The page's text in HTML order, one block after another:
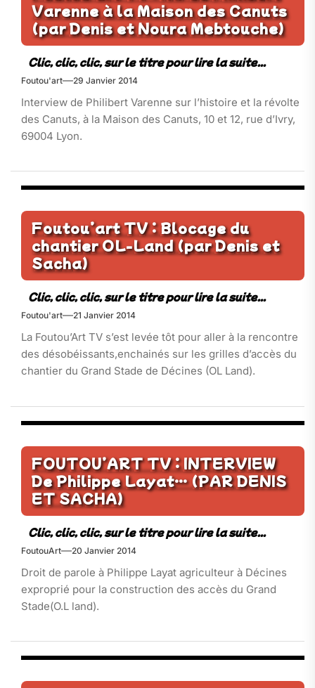
Varenne à la Maison des Canuts
(par Denis et Noura Mebtouche)
Foutou'art 29 Janvier 2014
Interview de Philibert Varenne sur l’histoire et la révolte
des Canuts, à la Maison des Canuts, 10 et 12, rue d’Ivry,
69004 Lyon.
Foutou’art TV : Blocage du
chantier OL-Land (par Denis et
Sacha)
Foutou'art 21 Janvier 2014
La Foutou’Art TV s’est levée tôt pour aller à la rencontre
des désobéissants,enchainés sur les grilles d’accès du
chantier du Grand Stade de Décines (OL Land).
FOUTOU’ART TV : INTERVIEW
De Philippe Layat… (PAR DENIS
ET SACHA)
FoutouArt 20 Janvier 2014
Droit de parole à Philippe Layat agriculteur à Décines
exproprié pour la construction des accès du Grand
Stade(O.L land).